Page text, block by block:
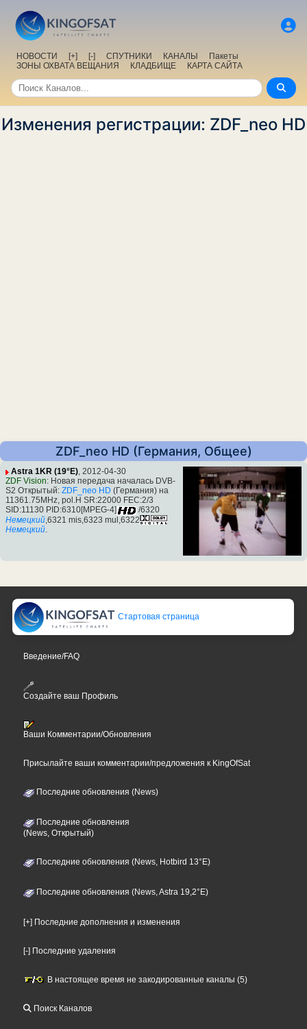
НОВОСТИ [+] [-] СПУТНИКИ КАНАЛЫ
Пакеты
ЗОНЫ ОХВАТА ВЕЩАНИЯ
КЛАДБИЩЕ КАРТА САЙТА
Изменения регистрации: ZDF_neo HD
ZDF_neo HD (Германия, Общее)
Astra 1KR (19°E), 2012-04-30
ZDF Vision: Новая передача началась DVB-
S2 Открытый: ZDF_neo HD (Германия) на
11361.75MHz, pol.H SR:22000 FEC:2/3
SID:11130 PID:6310[MPEG-4]
/6320
Немецкий ,6321 mis,6323 mul,6322
Немецкий.
Стартовая страница
Введение/FAQ
Создайте ваш Профиль
Ваши Комментарии/Обновления
Присылайте ваши комментарии/предложения к KingOfSat
Последние обновления (News)
Последние обновления
(News, Открытый)
Последние обновления (News, Hotbird 13°E)
Последние обновления (News, Astra 19,2°E)
[+] Последние дополнения и изменения
[-] Последние удаления
В настоящее время не закодированные каналы (5)
Поиск Каналов